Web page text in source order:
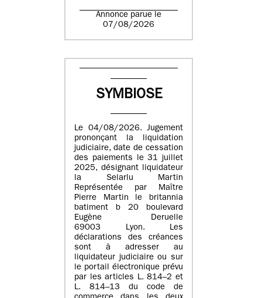
Annonce parue le
07/08/2026
SYMBIOSE
Le 04/08/2026. Jugement
prononçant la liquidation
judiciaire, date de cessation
des paiements le 31 juillet
2025, désignant liquidateur
la Selarlu Martin
Représentée par Maître
Pierre Martin le britannia
batiment b 20 boulevard
Eugène Deruelle
69003 Lyon. Les
déclarations des créances
sont à adresser au
liquidateur judiciaire ou sur
le portail électronique prévu
par les articles L. 814–2 et
L. 814–13 du code de